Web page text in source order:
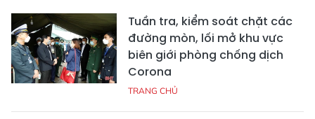
Tuần tra, kiểm soát chặt các
đường mòn, lối mở khu vực
biên giới phòng chống dịch
Corona
TRANG CHỦ